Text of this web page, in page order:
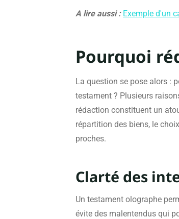
A lire aussi : Exemple d'un
Pourquoi
La question se pose alors :
testament ? Plusieurs
rédaction constituent un
répartition des biens, le
proches.
Clarté des
Un testament olographe
évite des malentendus qui